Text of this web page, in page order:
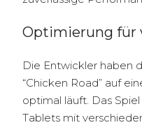
Optimierung für
Die Entwickler haben
“Chicken Road” auf
optimal läuft. Das
Tablets mit